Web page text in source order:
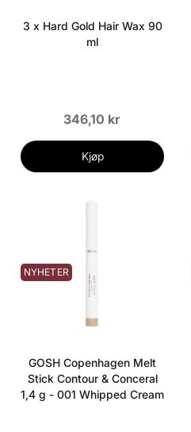
3 x Hard Gold Hair Wax 90
ml
346,10 kr
Kjøp
NYHETER
GOSH Copenhagen Melt
Stick Contour & Conceral
1,4 g - 001 Whipped Cream